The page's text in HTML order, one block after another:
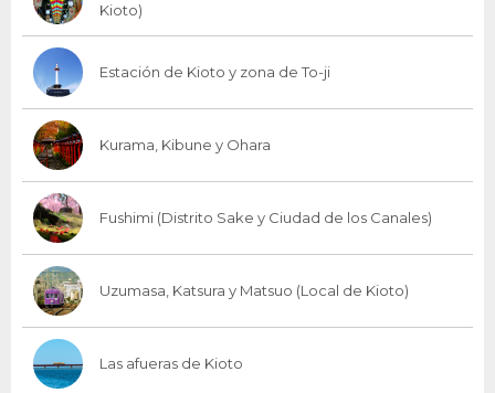
Kioto)
Estación de Kioto y zona de To-ji
Kurama, Kibune y Ohara
Fushimi (Distrito Sake y Ciudad de los Canales)
Uzumasa, Katsura y Matsuo (Local de Kioto)
Las afueras de Kioto